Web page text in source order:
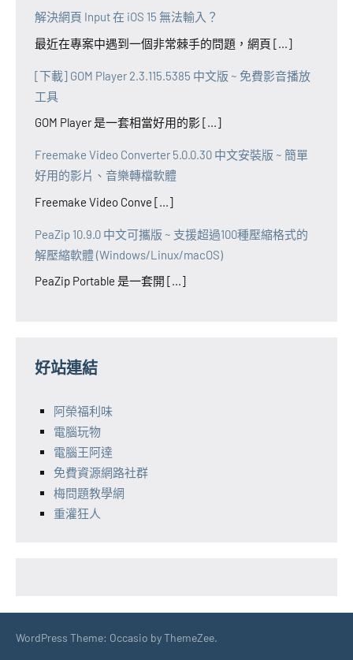
解決網頁 Input 在 iOS 15 無法輸入？
最近在專案中遇到一個非常棘手的問題，網頁 [...]
[下載] GOM Player 2.3.115.5385 中文版 ~ 免費影音播放
工具
GOM Player 是一套相當好用的影 [...]
Freemake Video Converter 5.0.0.30 中文安裝版 ~ 簡單
好用的影片、音樂轉檔軟體
Freemake Video Conve [...]
PeaZip 10.9.0 中文可攜版 ~ 支援超過100種壓縮格式的
解壓縮軟體 (Windows/Linux/macOS)
PeaZip Portable 是一套開 [...]
好站連結
阿榮福利味
電腦玩物
電腦王阿達
免費資源網路社群
梅問題教學網
重灌狂人
WordPress Theme: Occasio by ThemeZee.